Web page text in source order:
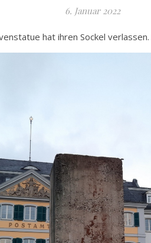
6. Januar 2022
hat ihren Sockel